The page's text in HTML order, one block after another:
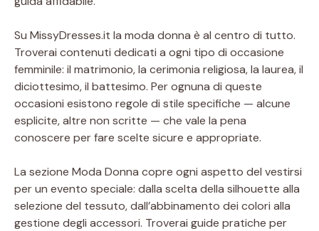
Su MissyDresses.it la moda donna è al centro di tutto.
Troverai contenuti dedicati a ogni tipo di occasione
femminile: il matrimonio, la cerimonia religiosa, la laurea, il
diciottesimo, il battesimo. Per ognuna di queste
occasioni esistono regole di stile specifiche — alcune
esplicite, altre non scritte — che vale la pena
conoscere per fare scelte sicure e appropriate.
La sezione Moda Donna copre ogni aspetto del vestirsi
per un evento speciale: dalla scelta della silhouette alla
selezione del tessuto, dall’abbinamento dei colori alla
gestione degli accessori. Troverai guide pratiche per